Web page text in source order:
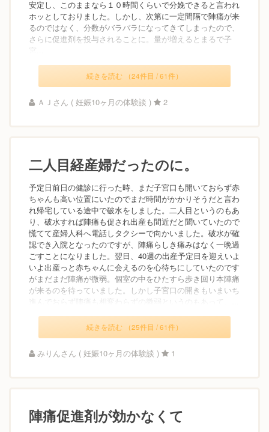
安定し、このままなら１０時間くらいで分娩できると言われ
ホッとしておりました。しかし、次第に一定間隔で陣痛が来
るのではなく、分数がバラバラになってきてしまったので、
さらに促進剤を投与されることに。量が増えるとまるで子
宮...
続きを読む （24件目 / 61件）
ＡＪさん ( 妊娠10ヶ月の体験談 ) 2
二人目経産婦だったのに。
予定日前日の健診に行った時、まだ子宮口も開いておらず赤
ちゃんも高い位置にいたのでまだ時間がかかりそうだと言わ
れ帰宅している途中で破水をしました。二人目というのもあ
り、破水すれば陣痛も促され出産も間近だと聞いていたので
慌てて産婦人科へ電話しタクシーで向かいました。破水が確
認でき入院となったのですが、陣痛らしき痛みはなく一晩過
ごすことになりました。翌日、40週の出産予定日を迎えいよ
いよ出産っと赤ちゃんに会えるのを心待ちにしていたのです
がまだまだ陣痛が微弱。個室の中をひたすら歩き回り本陣痛
が来るのを待っていました。しかし子宮口の開きもいまいち
進んでおらず陣痛も相変わらずの微弱というのもあって、...
続きを読む （25件目 / 61件）
みりんさん ( 妊娠10ヶ月の体験談 ) 1
陣痛促進剤が効かなくて